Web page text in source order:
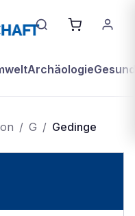
Archäologie
/ G / Gedinge